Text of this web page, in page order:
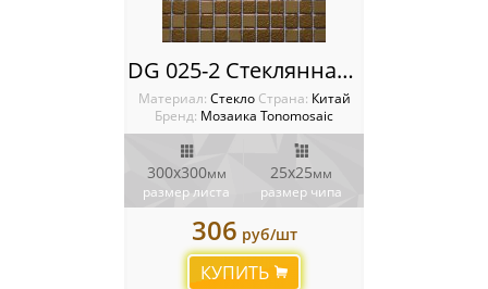
DG 025-2 Стеклянная мозаика Tonomosaic
Материал: Стекло Cтрана: Китай
Бренд: Мозаика Tonomosaic
300х300мм
размер листа
25х25мм
размер чипа
306 руб/шт
КУПИТЬ